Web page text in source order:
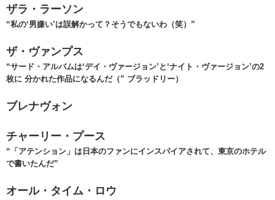
ザラ・ラーソン
“私の‘男嫌い’は誤解かって？そうでもないわ（笑）”
ザ・ヴァンプス
“サード・アルバムは‘デイ・ヴァージョン’と‘ナイト・ヴァージョン’の2
枚に 分かれた作品になるんだ（” ブラッドリー）
ブレナヴォン
チャーリー・プース
“「アテンション」は日本のファンにインスパイアされて、東京のホテル
で書いたんだ”
オール・タイム・ロウ